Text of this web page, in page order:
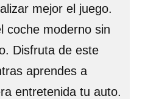
mejor el juego.
coche moderno sin
Disfruta de este
aprendes a
entretenida tu auto.